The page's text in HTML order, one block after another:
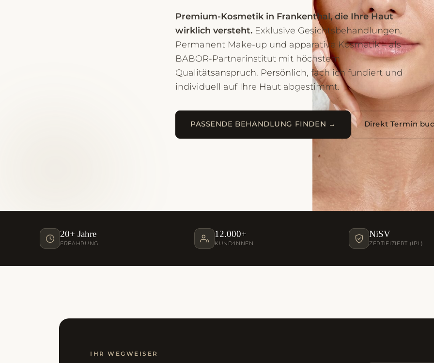
Premium-Kosmetik in Frankenthal, die Ihre Haut
wirklich versteht. Exklusive Gesichtsbehandlungen,
Permanent Make-up und apparative Kosmetik – als
BABOR-Partnerinstitut mit höchstem
Qualitätsanspruch. Persönlich, fachlich fundiert und
individuell auf Ihre Haut abgestimmt.
PASSENDE BEHANDLUNG FINDEN → Direkt Termin
20+ Jahre
ERFAHRUNG
12.000+
KUND:INNEN
NiSV
ZERTIFIZIERT (IPL)
IHR WEGWEISER